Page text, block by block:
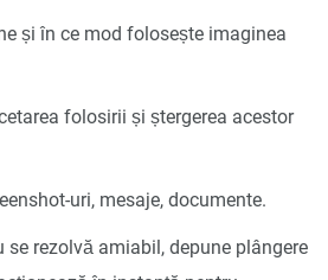
și în ce mod folosește imaginea
folosirii și ștergerea acestor
uri, mesaje, documente.
se rezolvă amiabil, depune plângere